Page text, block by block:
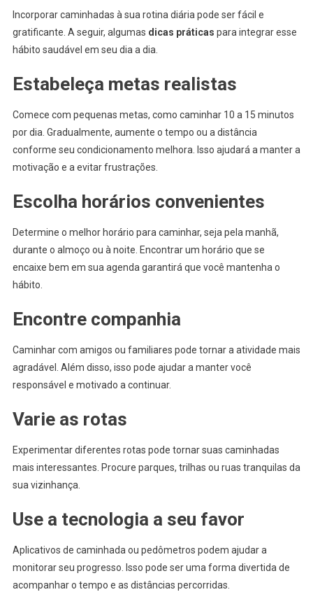
Incorporar caminhadas à sua rotina diária pode ser fácil e
gratificante. A seguir, algumas dicas práticas para integrar esse
hábito saudável em seu dia a dia.
Estabeleça metas realistas
Comece com pequenas metas, como caminhar 10 a 15 minutos
por dia. Gradualmente, aumente o tempo ou a distância
conforme seu condicionamento melhora. Isso ajudará a manter a
motivação e a evitar frustrações.
Escolha horários convenientes
Determine o melhor horário para caminhar, seja pela manhã,
durante o almoço ou à noite. Encontrar um horário que se
encaixe bem em sua agenda garantirá que você mantenha o
hábito.
Encontre companhia
Caminhar com amigos ou familiares pode tornar a atividade mais
agradável. Além disso, isso pode ajudar a manter você
responsável e motivado a continuar.
Varie as rotas
Experimentar diferentes rotas pode tornar suas caminhadas
mais interessantes. Procure parques, trilhas ou ruas tranquilas da
sua vizinhança.
Use a tecnologia a seu favor
Aplicativos de caminhada ou pedômetros podem ajudar a
monitorar seu progresso. Isso pode ser uma forma divertida de
acompanhar o tempo e as distâncias percorridas.